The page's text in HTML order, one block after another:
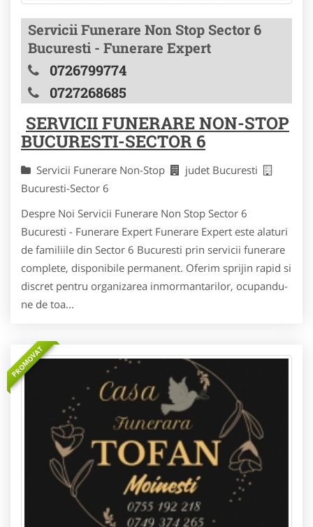
Servicii Funerare Non Stop Sector 6
Bucuresti - Funerare Expert
0726799774
0727268685
SERVICII FUNERARE NON-STOP
BUCURESTI-SECTOR 6
Servicii Funerare Non-Stop
judet Bucuresti
Bucuresti-Sector 6
Despre Noi Servicii Funerare Non Stop Sector 6
Bucuresti - Funerare Expert Funerare Expert este alaturi
de familiile din Sector 6 Bucuresti prin servicii funerare
complete, disponibile permanent. Oferim sprijin rapid si
discret pentru organizarea inmormantarilor, ocupandu-
ne de toa...
PROMOVAT